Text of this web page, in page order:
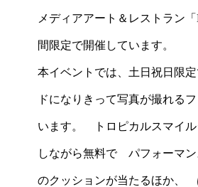
メディアアート＆レストラン
間限定で開催しています。
本イベントでは、土日祝日限
ドになりきって写真が撮れる
います。 トロピカルスマイル
しながら無料で パフォーマン
のクッションが当たるほか、